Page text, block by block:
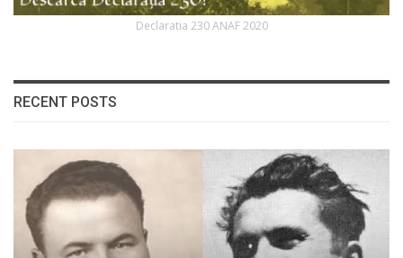
Declaratia 230 ANAF 2020
RECENT POSTS